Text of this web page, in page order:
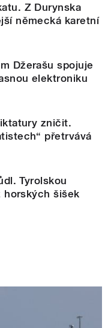
Z Durynska
německá karetní
Džerašu spojuje
elektroniku
zničit.
přetrvává
Tyrolskou
šišek